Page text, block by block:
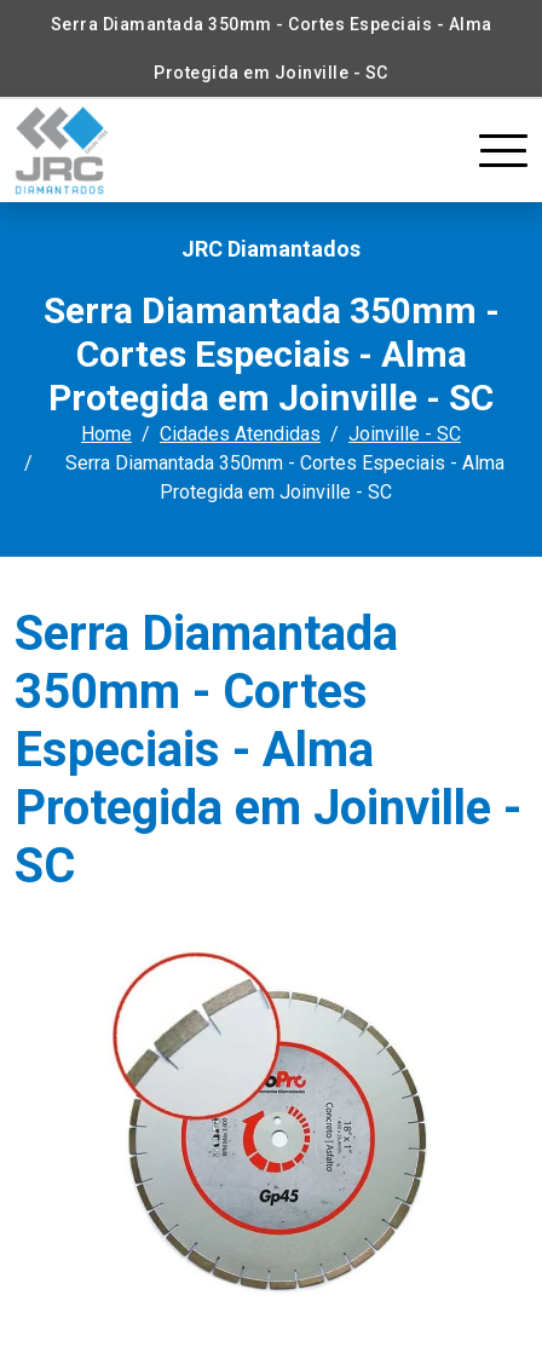
Serra Diamantada 350mm - Cortes Especiais - Alma
Protegida em Joinville - SC
JRC Diamantados
Serra Diamantada 350mm -
Cortes Especiais - Alma
Protegida em Joinville - SC
Home Cidades Atendidas
Joinville - SC
Serra Diamantada 350mm - Cortes Especiais - Alma
Protegida em Joinville - SC
Serra Diamantada
350mm - Cortes
Especiais - Alma
Protegida em Joinville -
SC